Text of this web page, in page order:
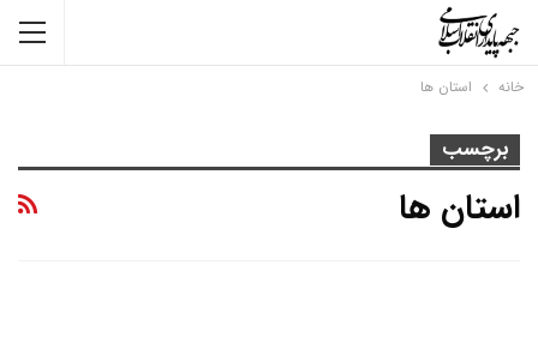
خانه استان ها
برچسب
استان ها